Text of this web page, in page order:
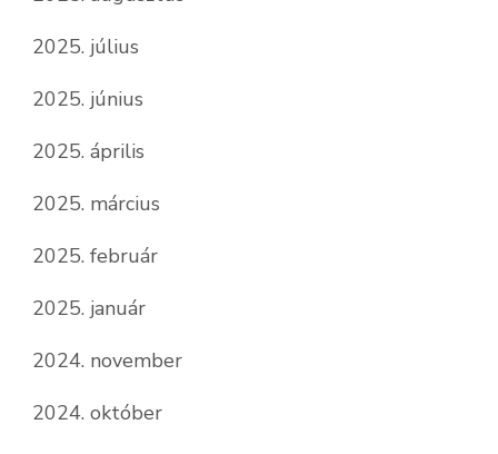
2025. július
2025. június
2025. április
2025. március
2025. február
2025. január
2024. november
2024. október